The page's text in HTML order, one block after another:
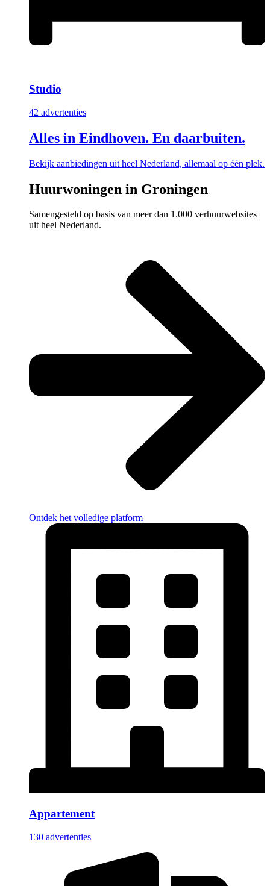
Studio
42 advertenties
Alles in Eindhoven. En daarbuiten.
Bekijk aanbiedingen uit heel Nederland, allemaal op één plek.
Huurwoningen in Groningen
Samengesteld op basis van meer dan 1.000 verhuurwebsites
uit heel Nederland.
Ontdek het volledige platform
Appartement
130 advertenties